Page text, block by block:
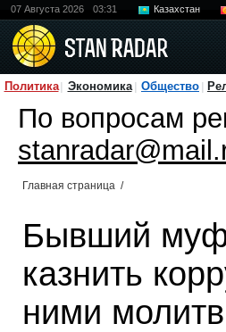
07 Августа 2026 03:31 Казахстан
Политика Экономика Общество
По вопросам
Главная страница /
Бывший
казнить
ними молитв